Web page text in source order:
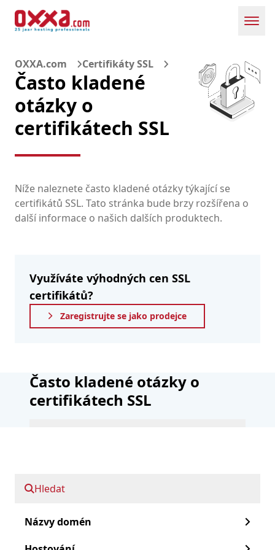
Názvy domén
Hledat
OXXA.com Certifikáty SSL
Často kladené
otázky o
certifikátech SSL
Níže naleznete často kladené otázky týkající se
certifikátů SSL. Tato stránka bude brzy rozšířena o
další informace o našich dalších produktech.
Využíváte výhodných cen SSL
certifikátů?
Zaregistrujte se jako prodejce
Často kladené otázky o
certifikátech SSL
SSL z bezplatné e-mailové
adresy?